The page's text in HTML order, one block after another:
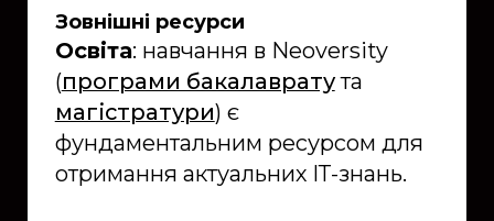
Зовнішні ресурси
Освіта: навчання в Neoversity
(програми бакалавратута
магістратури) є
фундаментальним ресурсом для
отримання актуальних ІТ-знань.